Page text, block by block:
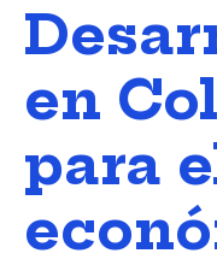
en
para